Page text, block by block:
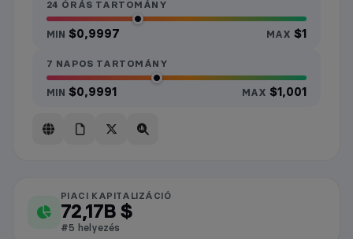
24 ÓRÁS TARTOMÁNY
MIN $0,9997 MAX $1
7 NAPOS TARTOMÁNY
MIN $0,9991 MAX $1,001
USDC piaci adatok
PIACI KAPITALIZÁCIÓ
72,17B $
#5 helyezés